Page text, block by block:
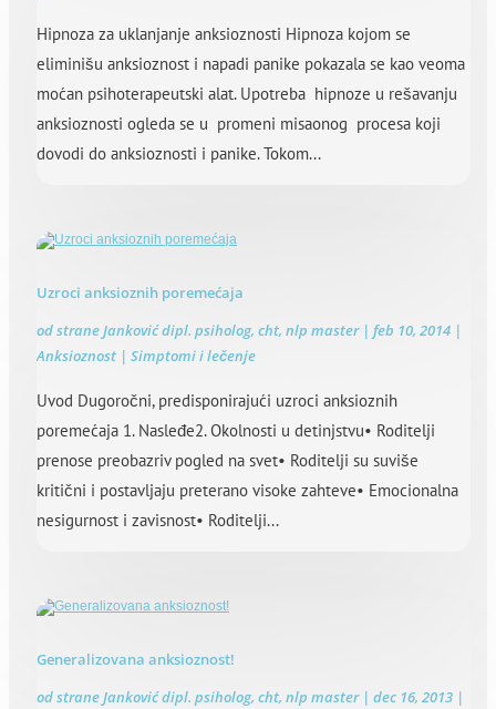
Hipnoza za uklanjanje anksioznosti Hipnoza kojom se
eliminišu anksioznost i napadi panike pokazala se kao veoma
moćan psihoterapeutski alat. Upotreba hipnoze u rešavanju
anksioznosti ogleda se u promeni misaonog procesa koji
dovodi do anksioznosti i panike. Tokom...
Uzroci anksioznih poremećaja
od straneJanković dipl. psiholog, cht, nlp master| feb 10, 2014 |
Anksioznost | Simptomi i lečenje
Uvod Dugoročni, predisponirajući uzroci anksioznih
poremećaja 1. Nasleđe2. Okolnosti u detinjstvu• Roditelji
prenose preobazriv pogled na svet• Roditelji su suviše
kritični i postavljaju preterano visoke zahteve• Emocionalna
nesigurnost i zavisnost• Roditelji...
Generalizovana anksioznost!
od straneJanković dipl. psiholog, cht, nlp master| dec 16, 2013 |